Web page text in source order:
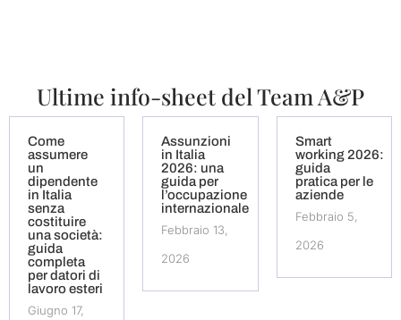
Ultime info-sheet del Team A&P
Come
assumere
un
dipendente
in Italia
senza
costituire
una società:
guida
completa
per datori di
lavoro esteri
Giugno 17,
Assunzioni
in Italia
2026: una
guida per
l’occupazione
internazionale
Febbraio 13,
2026
Smart
working 2026:
guida
pratica per le
aziende
Febbraio 5,
2026